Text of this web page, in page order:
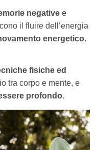
negative e
il fluire dell’energia
energetico.
fisiche ed
tra corpo e mente, e
profondo.